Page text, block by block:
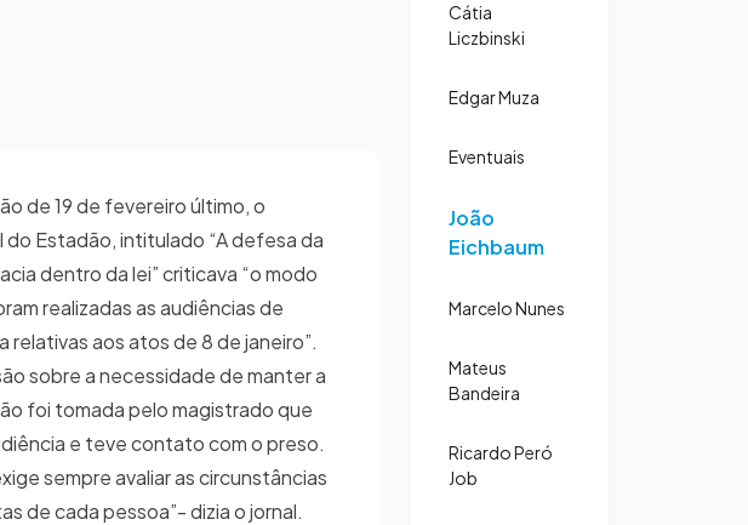
de 19 de fevereiro último, o
do Estadão, intitulado “A defesa da
dentro da lei” criticava “o modo
realizadas as audiências de
relativas aos atos de 8 de janeiro”.
sobre a necessidade de manter a
foi tomada pelo magistrado que
e teve contato com o preso.
sempre avaliar as circunstâncias
de cada pessoa”- dizia o jornal.
Cátia
Liczbinski
Edgar Muza
Eventuais
João
Eichbaum
Marcelo Nunes
Mateus
Bandeira
Ricardo Peró
Job